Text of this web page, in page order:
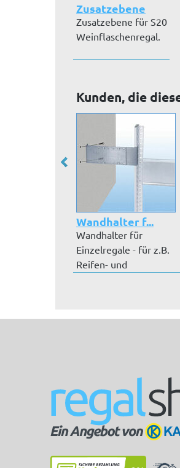
Zusatzebene
Zusatzebene für S20
Weinflaschenregal.
Kunden, die
Wandhalter f...
Wandhalter für
Einzelregale - für z.B.
Reifen- und